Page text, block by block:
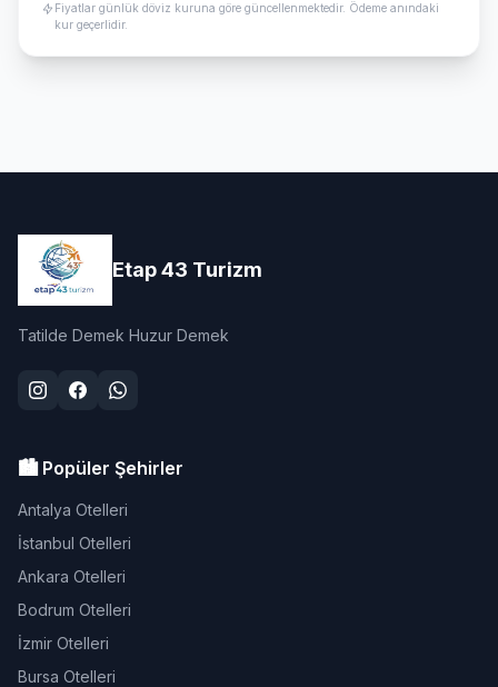
Fiyatlar günlük döviz kuruna göre güncellenmektedir. Ödeme anındaki
kur geçerlidir.
Etap 43 Turizm
Tatilde Demek Huzur Demek
🏙️ Popüler Şehirler
Antalya Otelleri
İstanbul Otelleri
Ankara Otelleri
Bodrum Otelleri
İzmir Otelleri
Bursa Otelleri